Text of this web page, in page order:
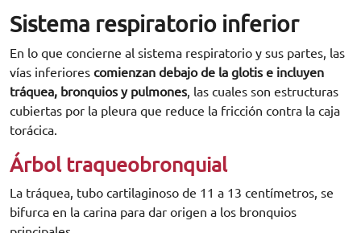
Sistema respiratorio inferior
En lo que concierne al sistema respiratorio y sus partes, las
vías inferiores comienzan debajo de la glotis e incluyen
tráquea, bronquios y pulmones, las cuales son estructuras
cubiertas por la pleura que reduce la fricción contra la caja
torácica.
Árbol traqueobronquial
La tráquea, tubo cartilaginoso de 11 a 13 centímetros, se
bifurca en la carina para dar origen a los bronquios